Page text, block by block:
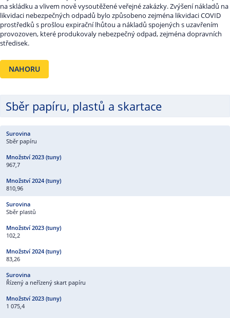
na skládku a vlivem nově vysoutěžené veřejné zakázky. Zvýšení nákladů na
likvidaci nebezpečných odpadů bylo způsobeno zejména likvidaci COVID
prostředků s prošlou expirační lhůtou a nákladů spojených s uzavřením
provozoven, které produkovaly nebezpečný odpad, zejména dopravních
středisek.
NAHORU
Sběr papíru, plastů a skartace
Sběr papíru
967,7
810,96
Sběr plastů
102,2
83,26
Řízený a neřízený skart papíru
1 075,4